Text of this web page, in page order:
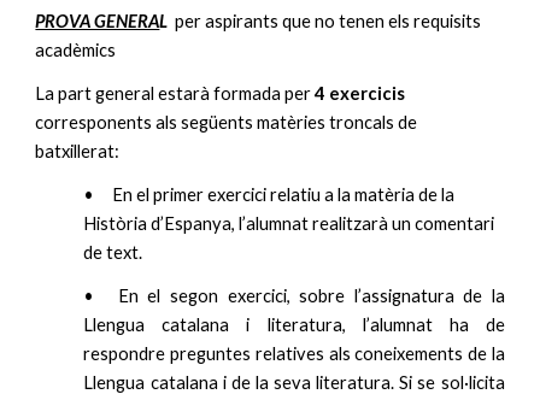
PROVA GENERAL per aspirants que no tenen els requisits
acadèmics
La part general estarà formada per4 exercicis
corresponents als següents matèries troncals de
batxillerat:
•
En el primer exercici relatiu a la matèria de la
Història d’Espanya, l’alumnat realitzarà un comentari
de text.
•
En el segon exercici, sobre l’assignatura de la
Llengua catalana i literatura, l’alumnat ha de
respondre preguntes relatives als coneixements de la
Llengua catalana i de la seva literatura. Si se sol·licita